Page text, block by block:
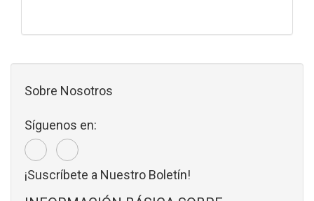
Sobre Nosotros
Síguenos en:
¡Suscríbete a Nuestro Boletín!